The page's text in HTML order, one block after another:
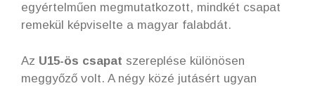
egyértelműen megmutatkozott, mindkét csapat
remekül képviselte a magyar falabdát.
Az U15-ös csapat szereplése különösen
meggyőző volt. A négy közé jutásért ugyan